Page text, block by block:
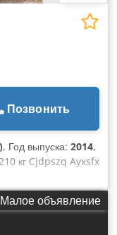
Позвонить
, Год выпуска: 2014,
кг Cjdpszq Ayxsfx
номер:
Малое объявление